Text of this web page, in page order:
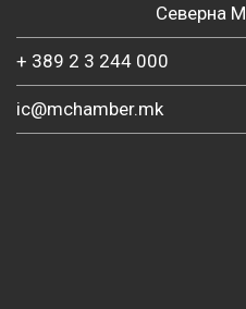
Северна
+ 389 2 3 244 000
ic@mchamber.mk